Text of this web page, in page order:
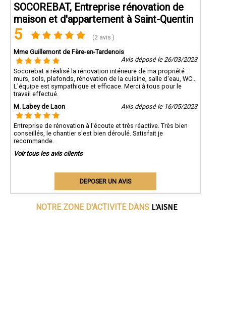
SOCOREBAT, Entreprise rénovation de
maison et d'appartement à Saint-Quentin
5 (2 avis )
Mme Guillemont de Fère-en-Tardenois
Avis déposé le 26/03/2023
Socorebat a réalisé la rénovation intérieure de ma propriété :
murs, sols, plafonds, rénovation de la cuisine, salle d'eau, WC...
L'équipe est sympathique et efficace. Merci à tous pour le
travail effectué.
M. Labey de Laon
Avis déposé le 16/05/2023
Entreprise de rénovation à l'écoute et très réactive. Très bien
conseillés, le chantier s'est bien déroulé. Satisfait je
recommande.
Voir tous les avis clients
DEPOSER UN AVIS
NOTRE ZONE D'ACTIVITE DANS L'AISNE